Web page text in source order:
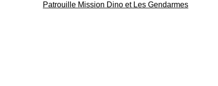
Mantes Actu
Patrouille Mission Dino et Les Gendarmes